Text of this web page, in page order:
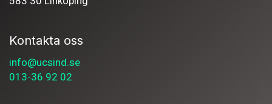
Kontakta oss
info@ucsind.se
013-36 92 02